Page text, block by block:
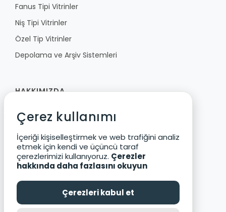
Fanus Tipi Vitrinler
Niş Tipi Vitrinler
Özel Tip Vitrinler
Depolama ve Arşiv Sistemleri
HAKKIMIZDA
Fibula
Vizyon ve Değerler
Ürün Geliştirme
Çevre ve Güvenlik
Katalog
Çerez kullanımı
İçeriği kişiselleştirmek ve web trafiğini analiz
etmek için kendi ve üçüncü taraf
çerezlerimizi kullanıyoruz. Çerezler
hakkında daha fazlasını okuyun
Çerezleri kabul et